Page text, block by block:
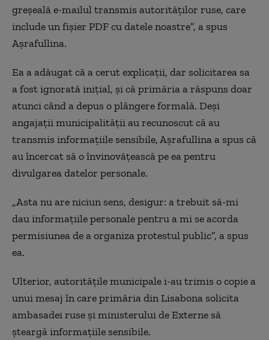
greșeală e-mailul transmis autorităților ruse, care
include un fișier PDF cu datele noastre”, a spus
Așrafullina.
Ea a adăugat că a cerut explicații, dar solicitarea sa
a fost ignorată inițial, și că primăria a răspuns doar
atunci când a depus o plângere formală. Deși
angajații municipalității au recunoscut că au
transmis informațiile sensibile, Așrafullina a spus că
au încercat să o învinovățească pe ea pentru
divulgarea datelor personale.
„Asta nu are niciun sens, desigur: a trebuit să-mi
dau informațiile personale pentru a mi se acorda
permisiunea de a organiza protestul public”, a spus
ea.
Ulterior, autoritățile municipale i-au trimis o copie a
unui mesaj în care primăria din Lisabona solicita
ambasadei ruse și ministerului de Externe să
șteargă informațiile sensibile.